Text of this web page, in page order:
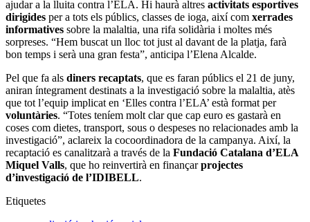
ajudar a la lluita contra l’ELA. Hi haurà altres activitats esportives
dirigides per a tots els públics, classes de ioga, així com xerrades
informatives sobre la malaltia, una rifa solidària i moltes més
sorpreses. “Hem buscat un lloc tot just al davant de la platja, farà
bon temps i serà una gran festa”, anticipa l’Elena Alcalde.
Pel que fa als diners recaptats, que es faran públics el 21 de juny,
aniran íntegrament destinats a la investigació sobre la malaltia, atès
que tot l’equip implicat en ‘Elles contra l’ELA’ està format per
voluntàries. “Totes teníem molt clar que cap euro es gastarà en
coses com dietes, transport, sous o despeses no relacionades amb la
investigació”, aclareix la cocoordinadora de la campanya. Així, la
recaptació es canalitzarà a través de la Fundació Catalana d’ELA
Miquel Valls, que ho reinvertirà en finançarprojectes
d’investigació de l’IDIBELL.
Etiquetes